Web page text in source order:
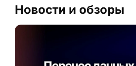
Новости и обзоры